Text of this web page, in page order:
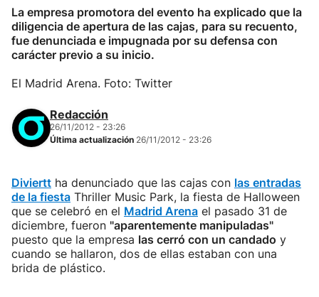
Eguraldia
La empresa promotora del evento ha explicado que la
diligencia de apertura de las cajas, para su recuento,
fue denunciada e impugnada por su defensa con
carácter previo a su inicio.
El Madrid Arena. Foto: Twitter
Redacción
26/11/2012 - 23:26
Última actualización 26/11/2012 - 23:26
Diviertt ha denunciado que las cajas con las entradas
de la fiesta Thriller Music Park, la fiesta de Halloween
que se celebró en el Madrid Arena el pasado 31 de
diciembre, fueron "aparentemente manipuladas"
puesto que la empresa las cerró con un candado y
cuando se hallaron, dos de ellas estaban con una
brida de plástico.